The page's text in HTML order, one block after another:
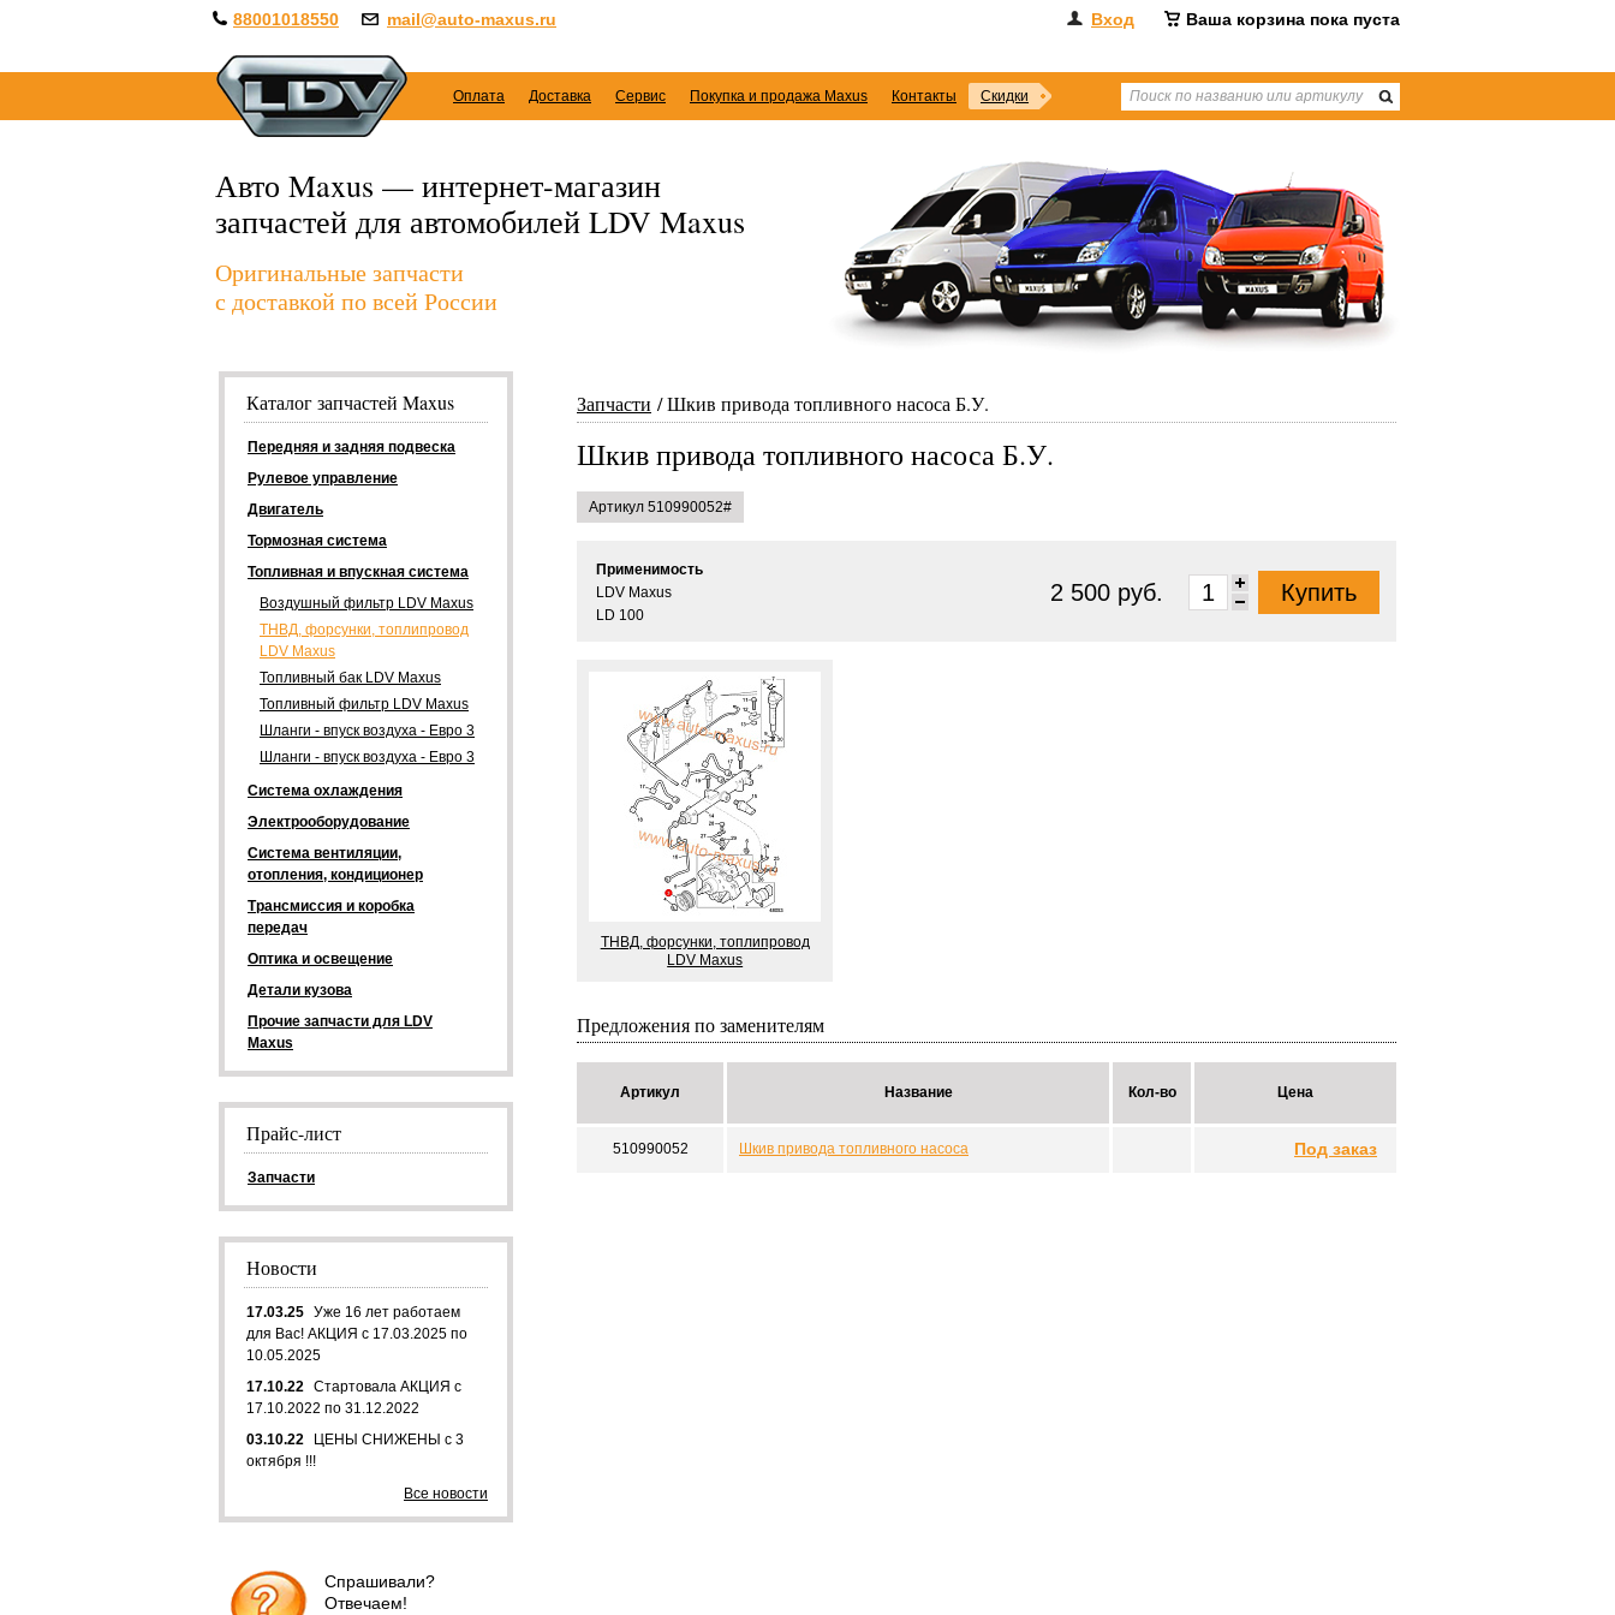
88001018550 mail@auto-maxus.ru Вход Ваша корзина пока пуста
Оплата Доставка Сервис Покупка и продажа Maxus Контакты Скидки
Авто Maxus — интернет-магазин
запчастей для автомобилей LDV Maxus
Оригинальные запчасти
с доставкой по всей России
Запчасти Шкив привода топливного насоса Б.У.
Шкив привода топливного насоса Б.У.
Артикул 510990052#
Применимость
LDV Maxus
LD 100
2 500 руб.
ТНВД, форсунки, топлипровод
LDV Maxus
Предложения по заменителям
Артикул Название Кол-во Цена
510990052 Шкив привода топливного насоса Под заказ
Каталог запчастей Maxus
Передняя и задняя подвеска
Рулевое управление
Двигатель
Тормозная система
Топливная и впускная система
Воздушный фильтр LDV Maxus
ТНВД, форсунки, топлипровод
LDV Maxus
Топливный бак LDV Maxus
Топливный фильтр LDV Maxus
Шланги - впуск воздуха - Евро 3
Шланги - впуск воздуха - Евро 3
Система охлаждения
Электрооборудование
Система вентиляции,
отопления, кондиционер
Трансмиссия и коробка
передач
Оптика и освещение
Детали кузова
Прочие запчасти для LDV
Maxus
Прайс-лист
Запчасти
Новости
17.03.25 Уже 16 лет работаем
для Вас! АКЦИЯ с 17.03.2025 по
10.05.2025
17.10.22 Стартовала АКЦИЯ с
17.10.2022 по 31.12.2022
03.10.22
ЦЕНЫ СНИЖЕНЫ с 3
октября !!!
Все новости
Спрашивали?
Отвечаем!